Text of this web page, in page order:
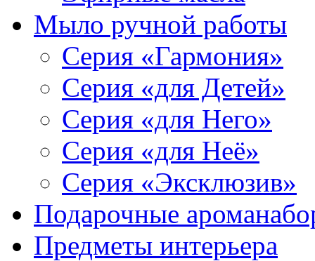
Мыло ручной работы
Серия «Гармония»
Серия «для Детей»
Серия «для Него»
Серия «для Неё»
Серия «Эксклюзив»
Подарочные
Предметы интерьера